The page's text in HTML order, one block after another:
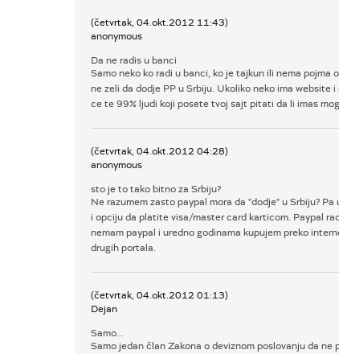
(četvrtak, 04.okt.2012 11:43)
anonymous
Da ne radis u banci
Samo neko ko radi u banci, ko je tajkun ili nema pojma
ne zeli da dodje PP u Srbiju. Ukoliko neko ima website
ce te 99% ljudi koji posete tvoj sajt pitati da li imas
(četvrtak, 04.okt.2012 04:28)
anonymous
sto je to tako bitno za Srbiju?
Ne razumem zasto paypal mora da "dodje" u Srbiju?
i opciju da platite visa/master card karticom. Paypal
nemam paypal i uredno godinama kupujem preko
drugih portala.
(četvrtak, 04.okt.2012 01:13)
Dejan
Samo...
Samo jedan član Zakona o deviznom poslovanju da